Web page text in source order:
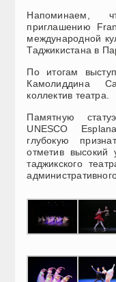
Напоминаем,
приглашению
международной
Таджикистана в
По итогам
Камолиддина
коллектив театра.
Памятную
UNESCO
глубокую
отметив высокий
таджикского